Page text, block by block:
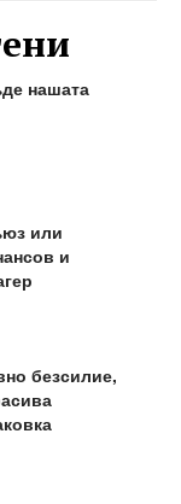
нашата
или
и
безсилие,